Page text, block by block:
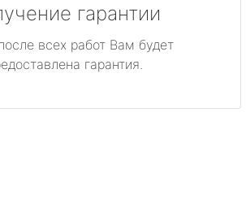
гарантии
всех работ Вам будет
гарантия.